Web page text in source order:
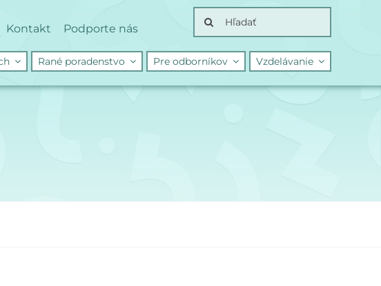
Kontakt Podporte nás
Search
for:
Rané poradenstvo Pre odborníkov Vzdelávanie